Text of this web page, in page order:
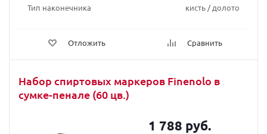
Тип наконечника
кисть / долото
Отложить Сравнить
Набор спиртовых маркеров Finenolo в
сумке-пенале (60 цв.)
1 788 руб.